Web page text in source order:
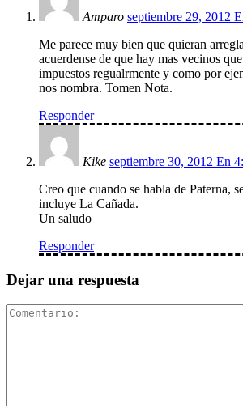
Amparo septiembre 29, 2012
Me parece muy bien que quieran
acuerdense de que hay mas vecinos
impuestos regualrmente y como por
nos nombra. Tomen Nota.
Responder
Kike septiembre 30, 2012 En
Creo que cuando se habla de Paterna,
incluye La Cañada.
Un saludo
Responder
Dejar una respuesta